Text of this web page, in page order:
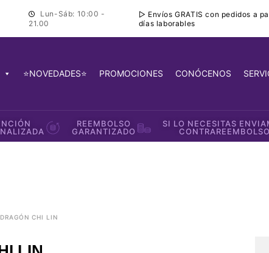
Lun-Sáb: 10:00 -
21.00
▷ Envíos GRATIS con pedidos a
días laborables
⭐NOVEDADES⭐ PROMOCIONES CONÓCENOS
REEMBOLSO
GARANTIZADO
SI LO NECESITAS
CONTRAREEMBOLSO
DRAGÓN CHI LIN